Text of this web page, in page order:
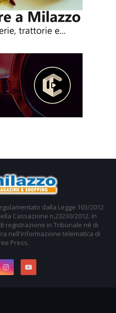
dalla Legge 103/2012
Cassazione n.23230/2012. In
registrazione in Tribunale nè di
nell'informazione telematica di
Press.